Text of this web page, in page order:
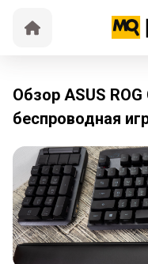
Обзор ASUS
беспроводная